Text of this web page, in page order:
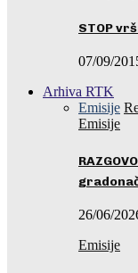
STOP
07/09/
Arhiva RTK
Emisije
Emisije
26/06/
Emisije